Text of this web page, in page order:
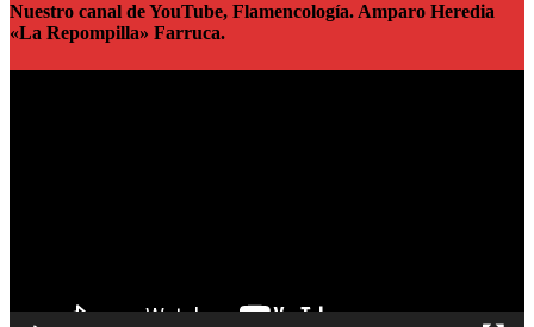
Nuestro canal de YouTube, Flamencología. Amparo Heredia
«La Repompilla» Farruca.